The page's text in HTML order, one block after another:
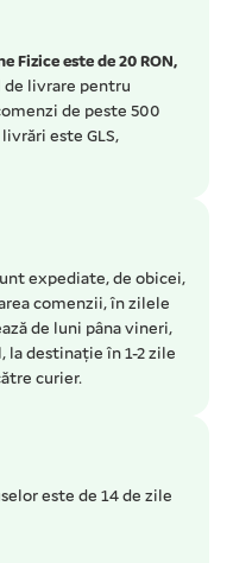
Fizice este de 20 RON,
de livrare pentru
de peste 500
este GLS,
expediate, de obicei,
comenzii, în zilele
de luni pâna vineri,
la destinație în 1-2 zile
curier.
este de 14 de zile